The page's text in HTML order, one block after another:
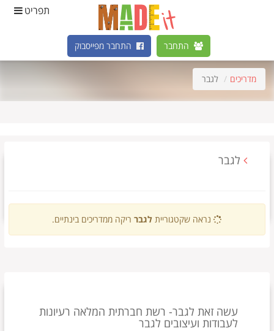
התחבר התחבר מפייסבוק
תפריט
מדריכים לגבר
לגבר
נראה שקטגוריית לגבר ריקה ממדריכים בינתיים.
עשה זאת לגבר- רשת חברתית המלאה רעיונות
לעבודות ועיצובים לגבר